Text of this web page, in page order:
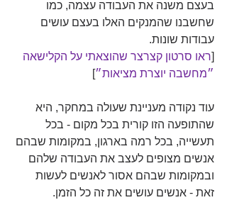
בעצם משנה את העבודה עצמה, כמו
שחשבנו שהמנקים האלו בעצם עושים
עבודות שונות.
[ראו סרטון קצרצר שהוצאתי על הקלישאה
״מחשבה יוצרת מציאות״]
עוד נקודה מעניינת שעולה במחקר, היא
שהתופעה הזו קורית בכל מקום - בכל
תעשייה, בכל רמה בארגון, במקומות שבהם
אנשים מצופים לעצב את העבודה שלהם
ובמקומות שבהם אסור לאנשים לעשות
זאת - אנשים עושים את זה כל הזמן.